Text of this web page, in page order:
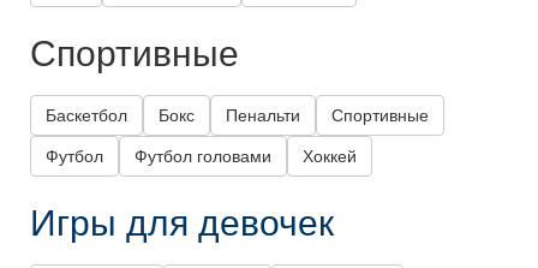
Спортивные
Баскетбол Бокс Пенальти Спортивные
Футбол Футбол головами Хоккей
Игры для девочек